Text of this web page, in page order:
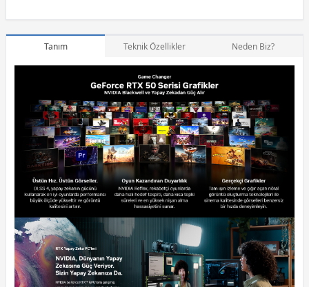
Tanım Teknik Özellikler Neden Biz?